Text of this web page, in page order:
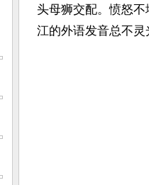
头母狮交配。愤怒
江的外语发音总不灵